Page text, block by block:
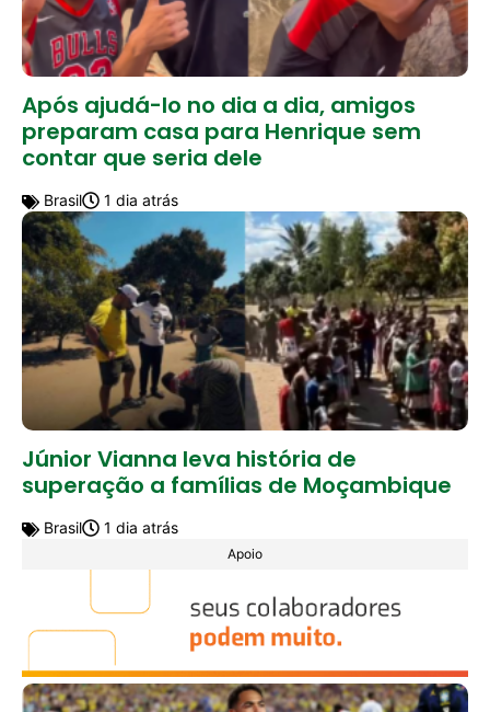
Após ajudá-lo no dia a dia, amigos
preparam casa para Henrique sem
contar que seria dele
Brasil 1 dia atrás
Júnior Vianna leva história de
superação a famílias de Moçambique
Brasil 1 dia atrás
Apoio